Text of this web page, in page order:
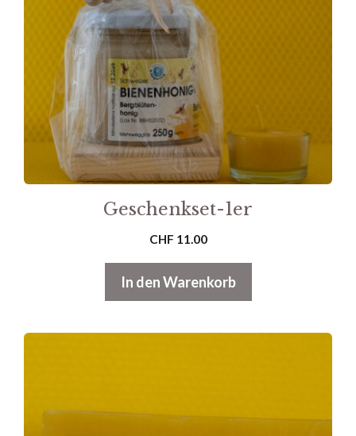
Geschenkset-1er
CHF 11.00
In den Warenkorb